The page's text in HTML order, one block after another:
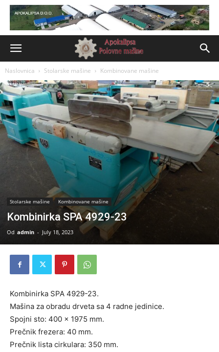
Naslovnica Stolarske mašine Kombinovane mašine
Stolarske mašine Kombinovane mašine
Kombinirka SPA 4929-23
Od admin - July 18, 2023
Kombinirka SPA 4929-23.
Mašina za obradu drveta sa 4 radne jedinice.
Spojni sto: 400 x 1975 mm.
Prečnik frezera: 40 mm.
Prečnik lista cirkulara: 350 mm.